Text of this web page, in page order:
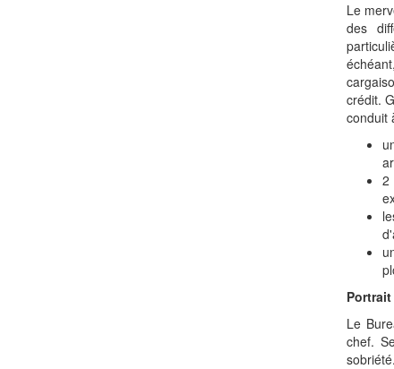
Le
des
crédit.
conduit
2
Le
chef.
sobriété.